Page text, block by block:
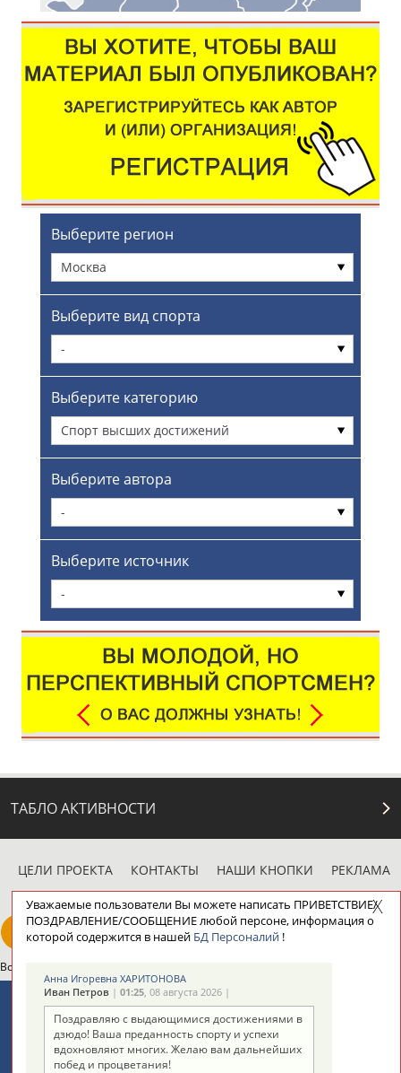
Выберите регион
Москва
Выберите вид спорта
-
Выберите категорию
Спорт высших достижений
Выберите автора
-
Выберите источник
-
ТАБЛО АКТИВНОСТИ
ЦЕЛИ ПРОЕКТА КОНТАКТЫ НАШИ КНОПКИ РЕКЛАМА
Вопросы сотрудничества и совместной деятельности
Стадион, 1998-2026
Адресов в новостной рассылке: 997
Подпишись
Уважаемые пользователи Вы можете написать ПРИВЕТСТВИЕ/
ПОЗДРАВЛЕНИЕ/СООБЩЕНИЕ любой персоне, информация о
которой содержится в нашей БД Персоналий!
Анна Игоревна ХАРИТОНОВА
Иван Петров| 01:25, 08 августа 2026 |
Поздравляю с выдающимися достижениями в
дзюдо! Ваша преданность спорту и успехи
вдохновляют многих. Желаю вам дальнейших
побед и процветания!